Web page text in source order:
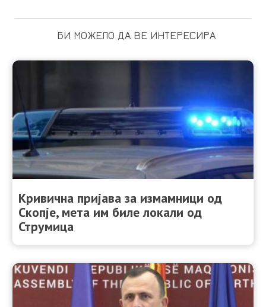
БИ МОЖЕЛО ДА ВЕ ИНТЕРЕСИРА
Кривична пријава за измамници од
Скопје, мета им биле локали од
Струмица